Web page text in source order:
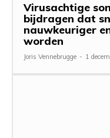
Virusachtige
bijdragen dat
nauwkeuriger
worden
Joris Vennebrugge - 1